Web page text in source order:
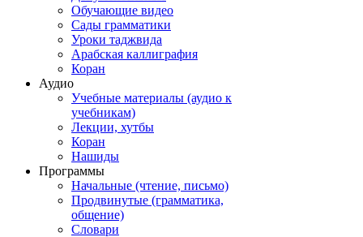
Обучающие видео
Сады грамматики
Уроки таджвида
Арабская каллиграфия
Коран
Аудио
Учебные материалы (аудио к
учебникам)
Лекции, хутбы
Коран
Нашиды
Программы
Начальные (чтение, письмо)
Продвинутые (грамматика,
общение)
Словари